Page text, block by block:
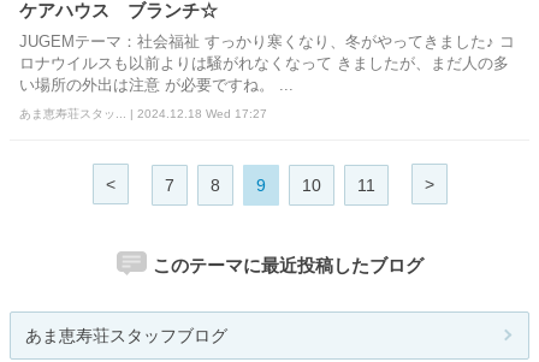
ケアハウス ブランチ☆
JUGEMテーマ：社会福祉 すっかり寒くなり、冬がやってきました♪ コ
ロナウイルスも以前よりは騒がれなくなって きましたが、まだ人の多
い場所の外出は注意 が必要ですね。 ...
あま恵寿荘スタッ... | 2024.12.18 Wed 17:27
< 7 8 9 10 11 >
このテーマに最近投稿したブログ
あま恵寿荘スタッフブログ